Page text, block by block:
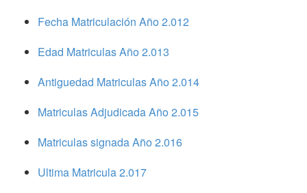
Fecha Matriculación Año 2.012
Edad Matriculas Año 2.013
Antiguedad Matriculas Año 2.014
Matriculas Adjudicada Año 2.015
Matriculas signada Año 2.016
Ultima Matricula 2.017